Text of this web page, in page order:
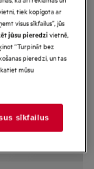
lai
tiek kopīgota ar
visus sīkfailus”, jūs
jūsu pieredzivietnē,
“Turpināt bez
pieredzi, un tas
mūsu
sīkfailus